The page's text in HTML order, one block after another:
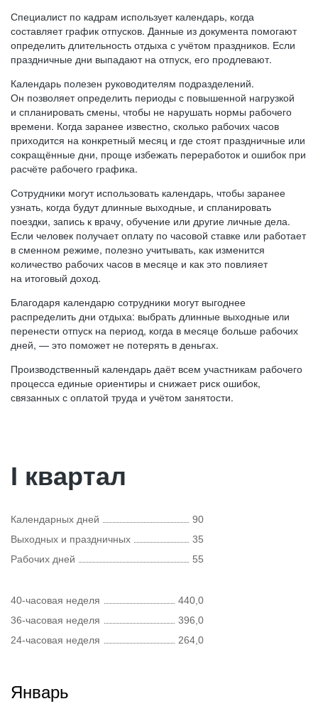
Специалист по кадрам использует календарь, когда
составляет график отпусков. Данные из документа помогают
определить длительность отдыха с учётом праздников. Если
праздничные дни выпадают на отпуск, его продлевают.
Календарь полезен руководителям подразделений.
Он позволяет определить периоды с повышенной нагрузкой
и спланировать смены, чтобы не нарушать нормы рабочего
времени. Когда заранее известно, сколько рабочих часов
приходится на конкретный месяц и где стоят праздничные или
сокращённые дни, проще избежать переработок и ошибок при
расчёте рабочего графика.
Сотрудники могут использовать календарь, чтобы заранее
узнать, когда будут длинные выходные, и спланировать
поездки, запись к врачу, обучение или другие личные дела.
Если человек получает оплату по часовой ставке или работает
в сменном режиме, полезно учитывать, как изменится
количество рабочих часов в месяце и как это повлияет
на итоговый доход.
Благодаря календарю сотрудники могут выгоднее
распределить дни отдыха: выбрать длинные выходные или
перенести отпуск на период, когда в месяце больше рабочих
дней, — это поможет не потерять в деньгах.
Производственный календарь даёт всем участникам рабочего
процесса единые ориентиры и снижает риск ошибок,
связанных с оплатой труда и учётом занятости.
I квартал
Календарных дней
90
Выходных и праздничных
35
Рабочих дней
55
40-часовая неделя
440,0
36-часовая неделя
396,0
24-часовая неделя
264,0
Январь